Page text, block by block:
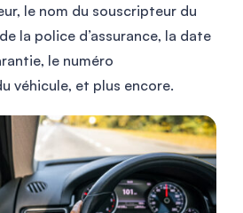
le nom du souscripteur du
la police d’assurance, la date
le numéro
véhicule, et plus encore.